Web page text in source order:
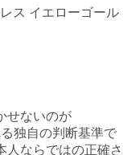
ス イエローゴール
せないのが
独自の判断基準で
人ならではの正確さ